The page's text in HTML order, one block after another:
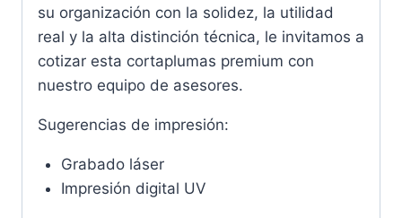
su organización con la solidez, la utilidad
real y la alta distinción técnica, le invitamos a
cotizar esta cortaplumas premium con
nuestro equipo de asesores.
Sugerencias de impresión:
Grabado láser
Impresión digital UV